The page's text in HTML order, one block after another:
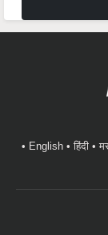
English हिंदी